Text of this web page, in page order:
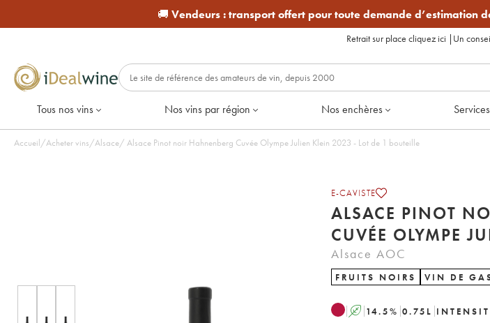
🚚 Vendeurs :transport offert pour toute demande d’estimation
Retrait sur place cliquez ici | Un
Tous nos vins Nos vins par région Nos enchères
Accueil/Acheter vins/Alsace/ Alsace Pinot noir Hahnenberg Cuvée Olympe Julien Klein 2023 - Lot de 1 bouteille
E-CAVISTE
ALSACE PINOT
Alsace AOC
FRUITS NOIRS VIN DE
A 14.5% 0.75 L